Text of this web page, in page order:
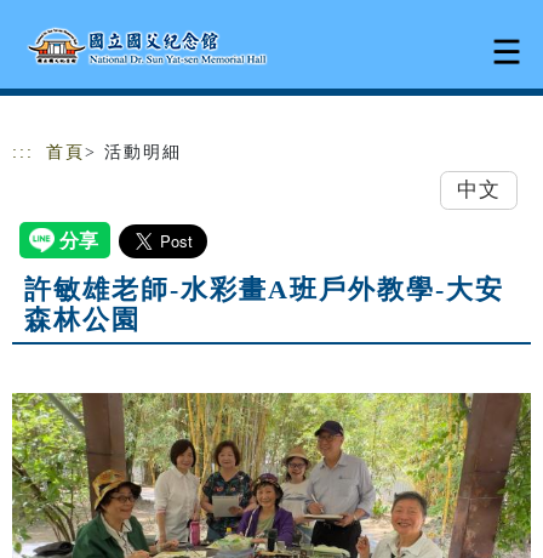
::: 首頁 > 活動明細
中文
許敏雄老師-水彩畫A班戶外教學-大安
森林公園